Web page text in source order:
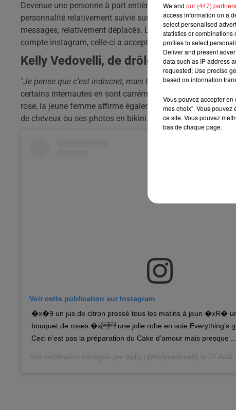
Devenue une personne à part entière de l'universTouche
personnalité relativement suivie sur les réseaux sociaux. Et
messages, relativement déplacés. Le 26 août dernier,
compte instagram, celle-ci a accepté de révéler quelques-
Kelly Vedovelli, de drôles de messages
"Je pense que c’est indiscret, mais ta taille de soutien-gorge.
certains internautes en sont carrément venus à lui parler de
rose, la jeune femme affirme également être souvent
de cheveux ou ses photos en bikini.
Voir cette publication sur Instagram
�x�9 un jus de citron pressé tous les matins à jeun �xR�
bouquet de roses �x une jolie robe en soie Everything’s
Ceci n’est pas la préparation du Cake d’amour mais presque ...
Une publication partagée par Kelly (@kellyvedovelli) le 27 Août
We and our (447) partners
access information on a
select personalised
statistics or combinations
profiles to select
Deliver and present
data such as IP address
requested; Use precise
based on information
Vous pouvez accepter
mes choix". Vous
ce site. Vous pouvez
bas de chaque page.